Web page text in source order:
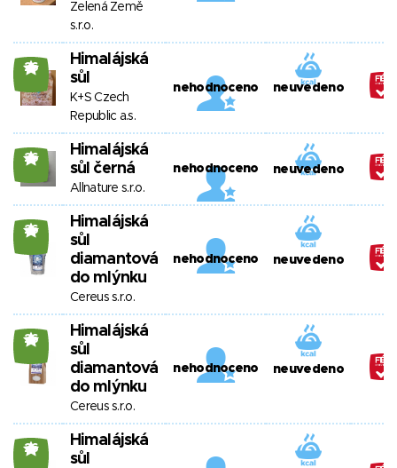
Zelená Země
s.r.o.
26
Himalájská
sůl
K+S Czech
Republic a.s.
nehodnoceno neuvedeno
26
Himalájská
sůl černá
Allnature s.r.o.
nehodnoceno neuvedeno
26
Himalájská
sůl
diamantová
do mlýnku
Cereus s.r.o.
nehodnoceno neuvedeno
26
Himalájská
sůl
diamantová
do mlýnku
Cereus s.r.o.
nehodnoceno neuvedeno
26
Himalájská
sůl